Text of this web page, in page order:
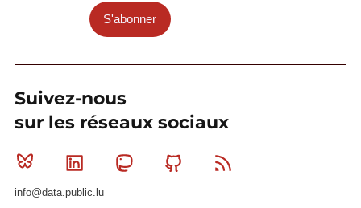
S'abonner
Suivez-nous
sur les réseaux sociaux
Bluesky Linkedin MastodonGithub
info@data.public.lu